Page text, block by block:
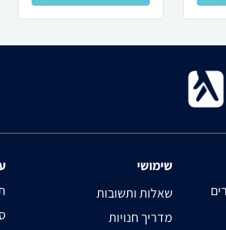
שימושי
שאלות ותשובות
מדריך חנויות